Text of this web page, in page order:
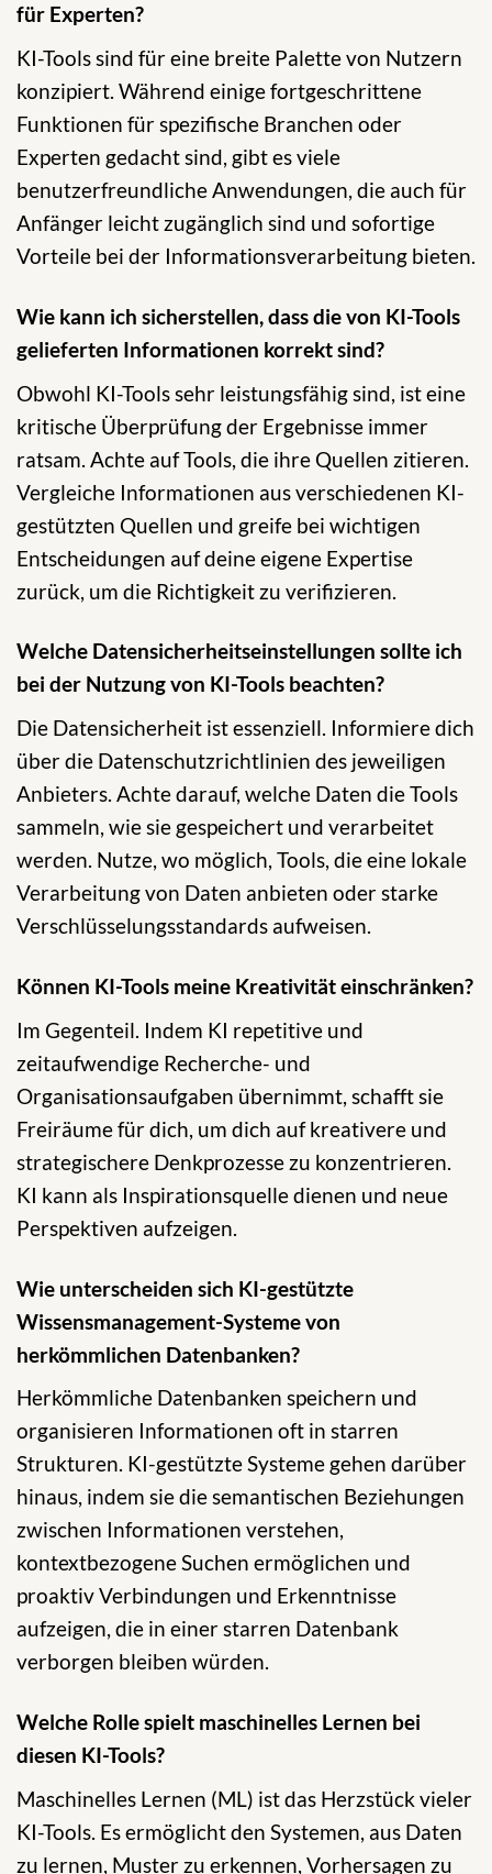
für Experten?
KI-Tools sind für eine breite Palette von Nutzern
konzipiert. Während einige fortgeschrittene
Funktionen für spezifische Branchen oder
Experten gedacht sind, gibt es viele
benutzerfreundliche Anwendungen, die auch für
Anfänger leicht zugänglich sind und sofortige
Vorteile bei der Informationsverarbeitung bieten.
Wie kann ich sicherstellen, dass die von KI-Tools
gelieferten Informationen korrekt sind?
Obwohl KI-Tools sehr leistungsfähig sind, ist eine
kritische Überprüfung der Ergebnisse immer
ratsam. Achte auf Tools, die ihre Quellen zitieren.
Vergleiche Informationen aus verschiedenen KI-
gestützten Quellen und greife bei wichtigen
Entscheidungen auf deine eigene Expertise
zurück, um die Richtigkeit zu verifizieren.
Welche Datensicherheitseinstellungen sollte ich
bei der Nutzung von KI-Tools beachten?
Die Datensicherheit ist essenziell. Informiere dich
über die Datenschutzrichtlinien des jeweiligen
Anbieters. Achte darauf, welche Daten die Tools
sammeln, wie sie gespeichert und verarbeitet
werden. Nutze, wo möglich, Tools, die eine lokale
Verarbeitung von Daten anbieten oder starke
Verschlüsselungsstandards aufweisen.
Können KI-Tools meine Kreativität einschränken?
Im Gegenteil. Indem KI repetitive und
zeitaufwendige Recherche- und
Organisationsaufgaben übernimmt, schafft sie
Freiräume für dich, um dich auf kreativere und
strategischere Denkprozesse zu konzentrieren.
KI kann als Inspirationsquelle dienen und neue
Perspektiven aufzeigen.
Wie unterscheiden sich KI-gestützte
Wissensmanagement-Systeme von
herkömmlichen Datenbanken?
Herkömmliche Datenbanken speichern und
organisieren Informationen oft in starren
Strukturen. KI-gestützte Systeme gehen darüber
hinaus, indem sie die semantischen Beziehungen
zwischen Informationen verstehen,
kontextbezogene Suchen ermöglichen und
proaktiv Verbindungen und Erkenntnisse
aufzeigen, die in einer starren Datenbank
verborgen bleiben würden.
Welche Rolle spielt maschinelles Lernen bei
diesen KI-Tools?
Maschinelles Lernen (ML) ist das Herzstück vieler
KI-Tools. Es ermöglicht den Systemen, aus Daten
zu lernen, Muster zu erkennen, Vorhersagen zu